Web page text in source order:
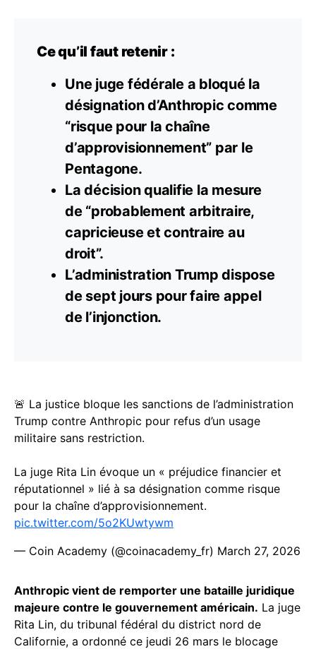
Ce qu’il faut retenir :
Une juge fédérale a bloqué la
désignation d’Anthropic comme
“risque pour la chaîne
d’approvisionnement” par le
Pentagone.
La décision qualifie la mesure
de “probablement arbitraire,
capricieuse et contraire au
droit”.
L’administration Trump dispose
de sept jours pour faire appel
de l’injonction.
🚨 La justice bloque les sanctions de l’administration
Trump contre Anthropic pour refus d’un usage
militaire sans restriction.
La juge Rita Lin évoque un « préjudice financier et
réputationnel » lié à sa désignation comme risque
pour la chaîne d’approvisionnement.
pic.twitter.com/5o2KUwtywm
— Coin Academy (@coinacademy_fr) March 27, 2026
Anthropic vient de remporter une bataille juridique
majeure contre le gouvernement américain. La juge
Rita Lin, du tribunal fédéral du district nord de
Californie, a ordonné ce jeudi 26 mars le blocage